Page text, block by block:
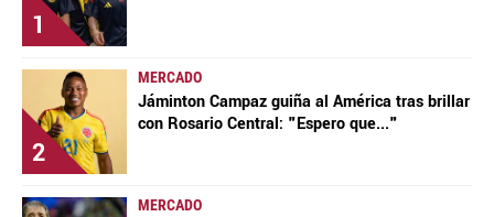
1
2
MERCADO
Jáminton Campaz guiña al América tras brillar
con Rosario Central: "Espero que..."
MERCADO